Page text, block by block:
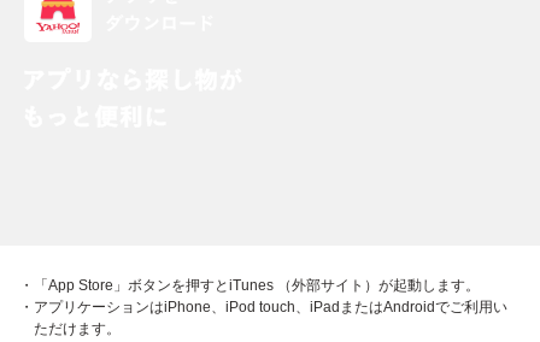
・「App Store」ボタンを押すとiTunes （外部サイト）が起動します。
・アプリケーションはiPhone、iPod touch、iPadまたはAndroidでご利用い
ただけます。